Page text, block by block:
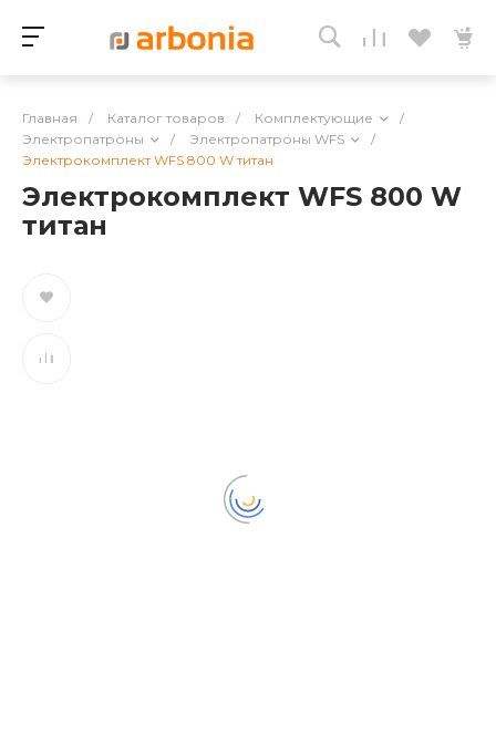
Главная / Каталог товаров / Комплектующие
/
Электропатроны
/ Электропатроны WFS
/
Электрокомплект WFS 800 W титан
Электрокомплект WFS 800 W
титан